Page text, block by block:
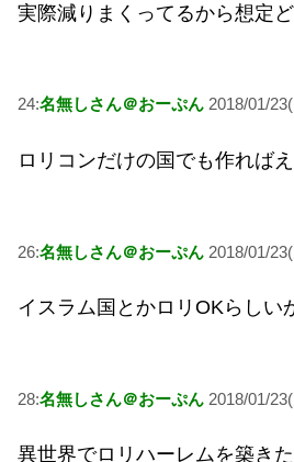
実際減りまくってるから想定
24:名無しさん＠おーぷん 2018/01/
ロリコンだけの国でも作れば
26:名無しさん＠おーぷん 2018/01/
イスラム国とかロリOKらしい
28:名無しさん＠おーぷん 2018/01/
異世界でロリハーレムを築き